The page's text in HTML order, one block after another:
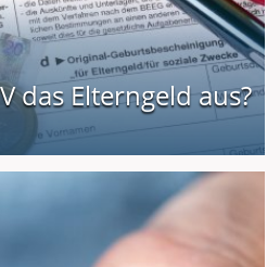
das Elterngeld aus?